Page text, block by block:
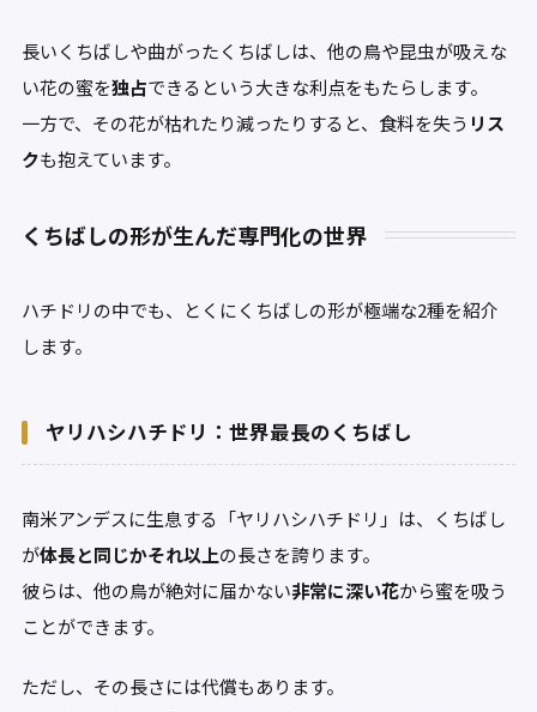
長いくちばしや曲がったくちばしは、他の鳥や昆虫が吸えな
い花の蜜を独占できるという大きな利点をもたらします。
一方で、その花が枯れたり減ったりすると、食料を失う リス
クも抱えています。
くちばしの形が生んだ専門化の世界
ハチドリの中でも、とくにくちばしの形が極端な2種を紹介
します。
ヤリハシハチドリ：世界最長のくちばし
南米アンデスに生息する「ヤリハシハチドリ」は、くちばし
が体長と同じかそれ以上の長さを誇ります。
彼らは、他の鳥が絶対に届かない非常に深い花から蜜を吸う
ことができます。
ただし、その長さには代償もあります。